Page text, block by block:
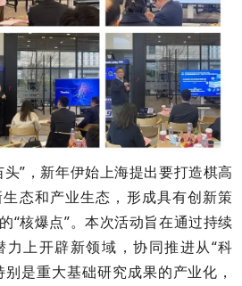
”，新年伊始上海提出要打造棋高
态和产业生态，形成具有创新策
“核爆点”。本次活动旨在通过持续
上开辟新领域，协同推进从“科
是重大基础研究成果的产业化，